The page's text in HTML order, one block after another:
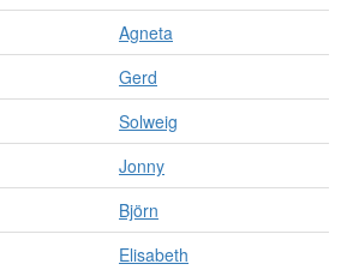
Agneta
Gerd
Solweig
Jonny
Björn
Elisabeth